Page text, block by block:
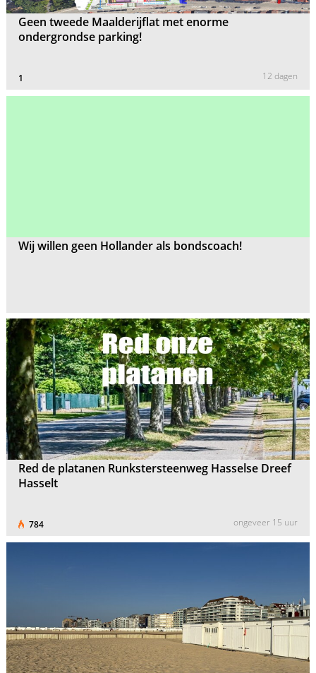
Geen tweede Maalderijflat met enorme
ondergrondse parking!
1 12 dagen
Wij willen geen Hollander als bondscoach!
Red de platanen Runkstersteenweg Hasselse Dreef
Hasselt
784 ongeveer 15 uur